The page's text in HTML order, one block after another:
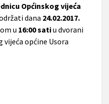
Općinskog vijeća
dana 24.02.2017.
u 16:00 satiu dvorani
vijeća općine Usora